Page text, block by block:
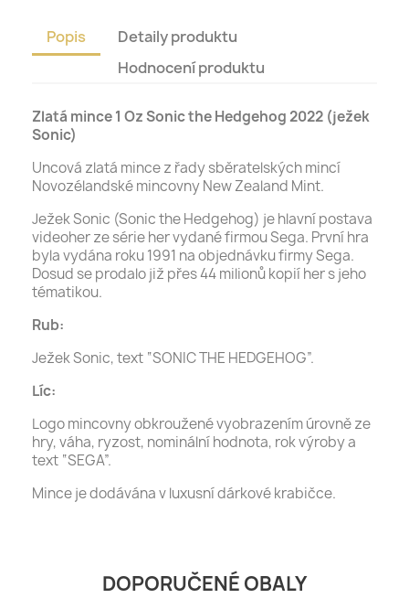
Popis
Detaily produktu
Hodnocení produktu
Zlatá mince 1 Oz Sonic the Hedgehog 2022 (ježek
Sonic)
Uncová zlatá mince z řady sběratelských mincí
Novozélandské mincovny New Zealand Mint.
Ježek Sonic (Sonic the Hedgehog) je hlavní postava
videoher ze série her vydané firmou Sega. První hra
byla vydána roku 1991 na objednávku firmy Sega.
Dosud se prodalo již přes 44 milionů kopií her s jeho
tématikou.
Rub:
Ježek Sonic, text “SONIC THE HEDGEHOG”.
Líc:
Logo mincovny obkroužené vyobrazením úrovně ze
hry, váha, ryzost, nominální hodnota, rok výroby a
text “SEGA”.
Mince je dodávána v luxusní dárkové krabičce.
DOPORUČENÉ OBALY